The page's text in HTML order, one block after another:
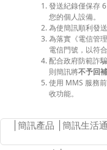
發送紀錄僅保存
您的個人設備。
為使簡訊順利發
為落實《電信管
電信門號，以符
配合政府防範詐
則簡訊將不予回
使用 MMS 服務
收功能。
簡訊產品 簡訊生活通